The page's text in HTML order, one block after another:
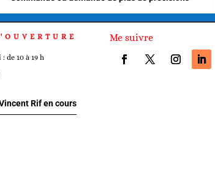
de 10 à 19 h
Rif en cours
Me suivre